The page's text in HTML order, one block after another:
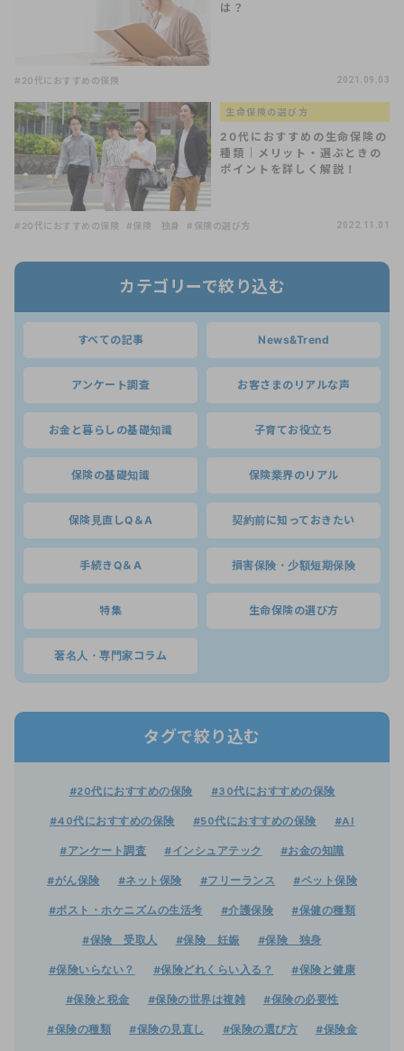
は？
#20代におすすめの保険 2021.09.03
生命保険の選び方
20代におすすめの生命保険の
種類｜メリット・選ぶときの
ポイントを詳しく解説！
#20代におすすめの保険 #保険 独身 #保険の選び方 2022.11.01
カテゴリーで絞り込む
すべての記事 News&Trend
アンケート調査 お客さまのリアルな声
お金と暮らしの基礎知識 子育てお役立ち
保険の基礎知識 保険業界のリアル
保険見直しQ＆A 契約前に知っておきたい
手続きQ＆A 損害保険・少額短期保険
特集 生命保険の選び方
著名人・専門家コラム
タグで絞り込む
#20代におすすめの保険 #30代におすすめの保険
#40代におすすめの保険 #50代におすすめの保険 #AI
#アンケート調査 #インシュアテック #お金の知識
#がん保険 #ネット保険 #フリーランス #ペット保険
#ポスト・ホケニズムの生活考 #介護保険 #保健の種類
#保険 受取人 #保険 妊娠 #保険 独身
#保険いらない？ #保険どれくらい入る？ #保険と健康
#保険と税金 #保険の世界は複雑 #保険の必要性
#保険の種類 #保険の見直し #保険の選び方 #保険金